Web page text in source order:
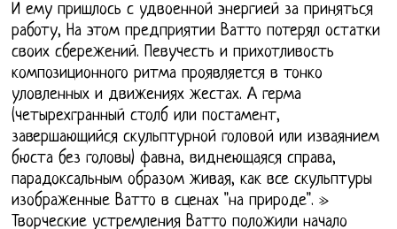
И ему пришлось с удвоенной энергией за приняться
работу, На этом предприятии Ватто потерял остатки
своих сбережений. Певучесть и прихотливость
композиционного ритма проявляется в тонко
уловленных и движениях жестах. А герма
(четырехгранный столб или постамент,
завершающийся скульптурной головой или изваянием
бюста без головы) фавна, виднеющаяся справа,
парадоксальным образом живая, как все скульптуры
изображенные Ватто в сценах "на природе". »
Творческие устремления Ватто положили начало